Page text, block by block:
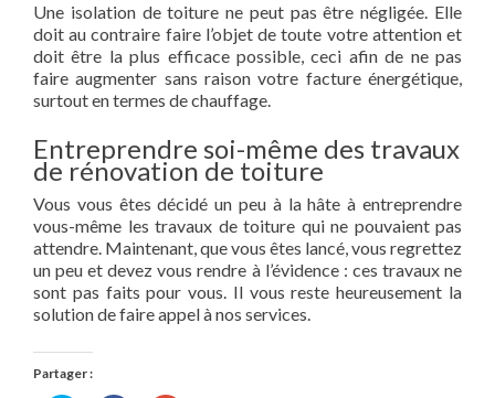
Une isolation de toiture ne peut pas être négligée. Elle
doit au contraire faire l’objet de toute votre attention et
doit être la plus efficace possible, ceci afin de ne pas
faire augmenter sans raison votre facture énergétique,
surtout en termes de chauffage.
Entreprendre soi-même des travaux
de rénovation de toiture
Vous vous êtes décidé un peu à la hâte à entreprendre
vous-même les travaux de toiture qui ne pouvaient pas
attendre. Maintenant, que vous êtes lancé, vous regrettez
un peu et devez vous rendre à l’évidence : ces travaux ne
sont pas faits pour vous. Il vous reste heureusement la
solution de faire appel à nos services.
Partager :